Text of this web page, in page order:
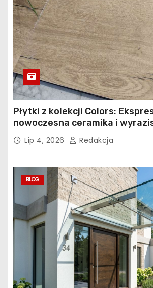
Płytki z kolekcji Colors:
nowoczesna ceramika i
łazience, kuchni i salonie
Lip 4, 2026 Redakcja
BLOG